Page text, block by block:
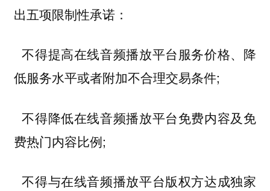
出五项限制性承诺：
不得提高在线音频播放平台服务价格、降
低服务水平或者附加不合理交易条件;
不得降低在线音频播放平台免费内容及免
费热门内容比例;
不得与在线音频播放平台版权方达成独家